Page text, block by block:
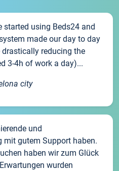
started using Beds24 and
made our day to day
reducing the
3-4h of work a day)...
city
und
gutem Support haben.
haben wir zum Glück
wurden